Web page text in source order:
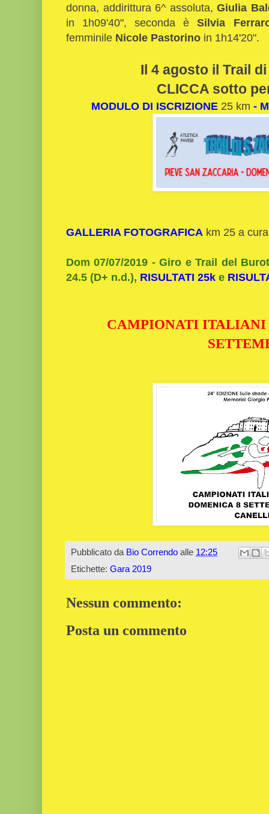
donna, addirittura 6^ assoluta,Giulia
in 1h09'40", seconda èSilvia
femminile Nicole Pastorino in 1h14'20".
Il 4 agosto il Trail
CLICCA sotto
MODULO DI ISCRIZIONE 25 km -
GALLERIA FOTOGRAFICA km 25 a
Dom 07/07/2019 - Giro e Trail del
24.5 (D+ n.d.), RISULTATI 25k e
CAMPIONATI
Pubblicato da Bio Correndo alle 12:25
Etichette: Gara 2019
Nessun commento:
Posta un commento